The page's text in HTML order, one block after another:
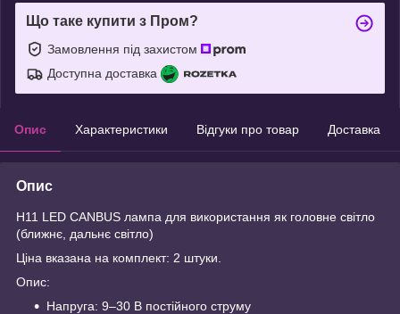
Що таке купити з Пром?
Замовлення під захистом
Доступна доставка
Опис Характеристики Відгуки про товар Доставка
Опис
H11 LED CANBUS лампа для використання як головне світло
(ближнє, дальнє світло)
Ціна вказана на комплект: 2 штуки.
Опис:
Напруга: 9–30 В постійного струму